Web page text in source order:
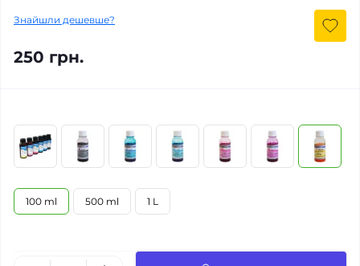
Знайшли дешевше?
250 грн.
100 ml 500 ml 1 L